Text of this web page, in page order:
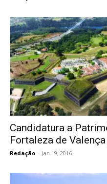
Candidatura a
Fortaleza de
Redação - Jan 19, 2016